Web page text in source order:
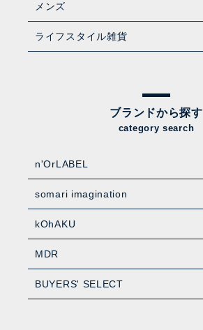
メンズ
ライフスタイル雑貨
ブランドから探す
category search
n'OrLABEL
somari imagination
kOhAKU
MDR
BUYERS' SELECT